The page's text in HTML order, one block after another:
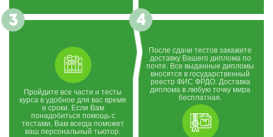
Пройдите все части и тесты
курса в удобное для вас время
и сроки. Если Вам
понадобиться помощь с
тестами, Вам всегда поможет
ваш персональный тьютор.
После сдачи тестов закажите
доставку Вашего диплома по
почте. Все выданные дипломы
вносятся в государственный
реестр ФИС ФРДО. Доставка
диплома в любую точку мира
бесплатная.